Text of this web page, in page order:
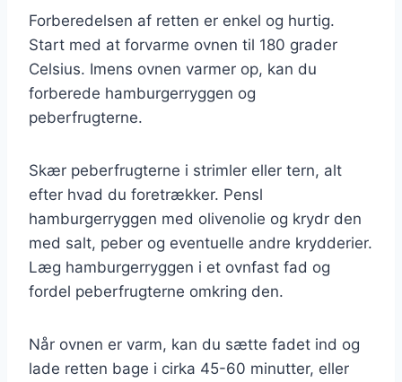
Forberedelsen af retten er enkel og hurtig.
Start med at forvarme ovnen til 180 grader
Celsius. Imens ovnen varmer op, kan du
forberede hamburgerryggen og
peberfrugterne.
Skær peberfrugterne i strimler eller tern, alt
efter hvad du foretrækker. Pensl
hamburgerryggen med olivenolie og krydr den
med salt, peber og eventuelle andre krydderier.
Læg hamburgerryggen i et ovnfast fad og
fordel peberfrugterne omkring den.
Når ovnen er varm, kan du sætte fadet ind og
lade retten bage i cirka 45-60 minutter, eller